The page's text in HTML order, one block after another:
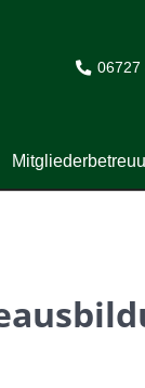
06727